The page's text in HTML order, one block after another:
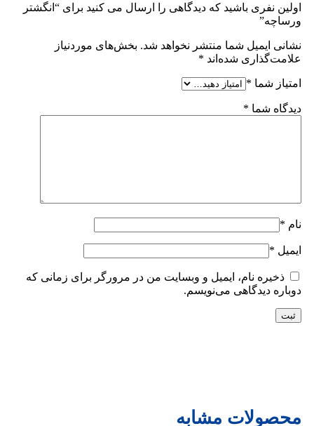
اولین نفری باشید که دیدگاهی را ارسال می کنید برای “انگشتر
ورساچه”
نشانی ایمیل شما منتشر نخواهد شد. بخش‌های موردنیاز
علامت‌گذاری شده‌اند *
امتیاز شما *
دیدگاه شما *
نام *
ایمیل *
ذخیره نام، ایمیل و وبسایت من در مرورگر برای زمانی که
دوباره دیدگاهی می‌نویسم.
محصولات مشابه